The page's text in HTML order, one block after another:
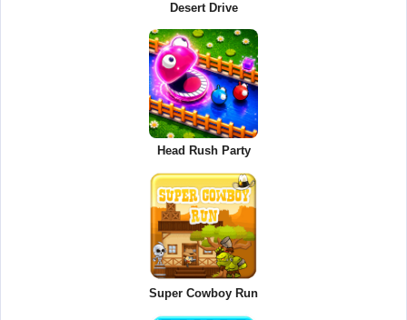
Desert Drive
Head Rush Party
Super Cowboy Run